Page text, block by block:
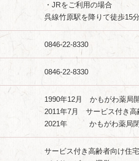
・JRをご利用の場合
呉線竹原駅を降りて徒歩15分
0846-22-8330
0846-22-8330
1990年12月 かもがわ薬局
2011年7月 サービス付き高
2021年 かもがわ薬局
サービス付き高齢者向け住